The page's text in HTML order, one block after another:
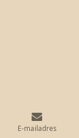
E-mailadres